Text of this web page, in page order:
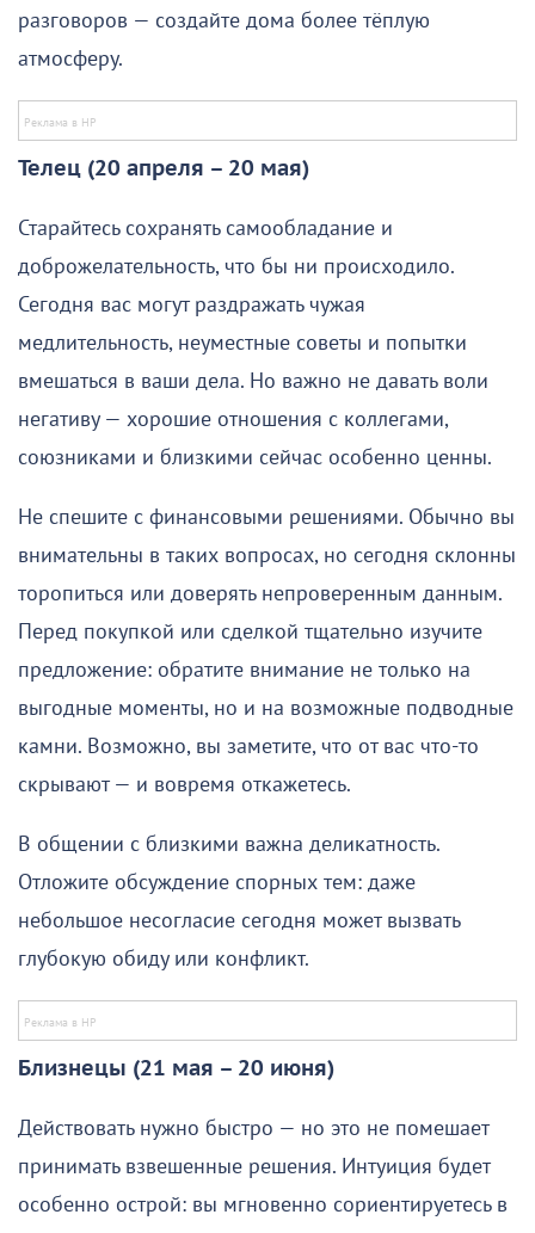
разговоров — создайте дома более тёплую
атмосферу.
Телец (20 апреля – 20 мая)
Старайтесь сохранять самообладание и
доброжелательность, что бы ни происходило.
Сегодня вас могут раздражать чужая
медлительность, неуместные советы и попытки
вмешаться в ваши дела. Но важно не давать воли
негативу — хорошие отношения с коллегами,
союзниками и близкими сейчас особенно ценны.
Не спешите с финансовыми решениями. Обычно вы
внимательны в таких вопросах, но сегодня склонны
торопиться или доверять непроверенным данным.
Перед покупкой или сделкой тщательно изучите
предложение: обратите внимание не только на
выгодные моменты, но и на возможные подводные
камни. Возможно, вы заметите, что от вас что-то
скрывают — и вовремя откажетесь.
В общении с близкими важна деликатность.
Отложите обсуждение спорных тем: даже
небольшое несогласие сегодня может вызвать
глубокую обиду или конфликт.
Близнецы (21 мая – 20 июня)
Действовать нужно быстро — но это не помешает
принимать взвешенные решения. Интуиция будет
особенно острой: вы мгновенно сориентируетесь в